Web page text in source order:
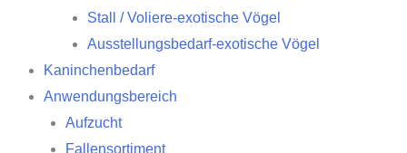
Stall / Voliere-exotische Vögel
Ausstellungsbedarf-exotische Vögel
Kaninchenbedarf
Anwendungsbereich
Aufzucht
Fallensortiment